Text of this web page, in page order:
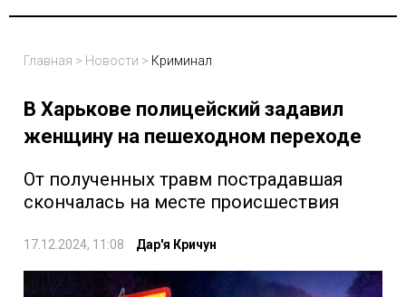
Главная > Новости > Криминал
В Харькове полицейский задавил
женщину на пешеходном переходе
От полученных травм пострадавшая
скончалась на месте происшествия
17.12.2024, 11:08 Дар'я Кричун